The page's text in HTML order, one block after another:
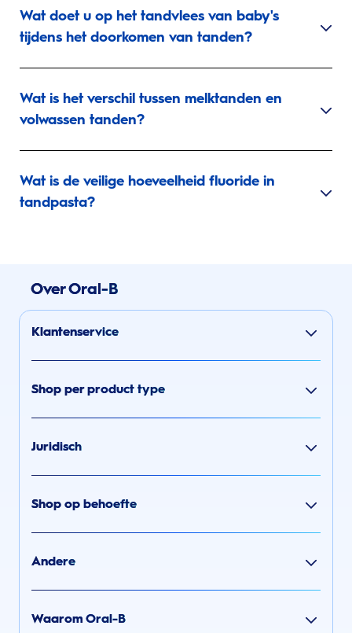
Wat doet u op het tandvlees van baby's
tijdens het doorkomen van tanden?
Wat is het verschil tussen melktanden en
volwassen tanden?
Wat is de veilige hoeveelheid fluoride in
tandpasta?
Over Oral-B
Klantenservice
Shop per product type
Juridisch
Shop op behoefte
Andere
Waarom Oral-B